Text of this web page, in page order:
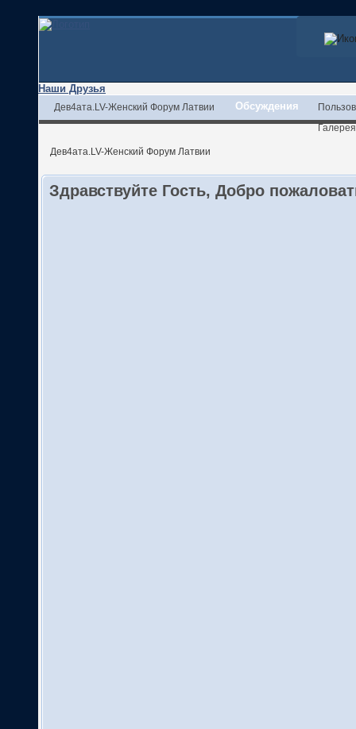
Наши Друзья
Дев4ата.LV-Женский Форум Латвии Обсуждения
Галерея
Дев4ата.LV-Женский Форум Латвии
Здравствуйте Гость, Добро